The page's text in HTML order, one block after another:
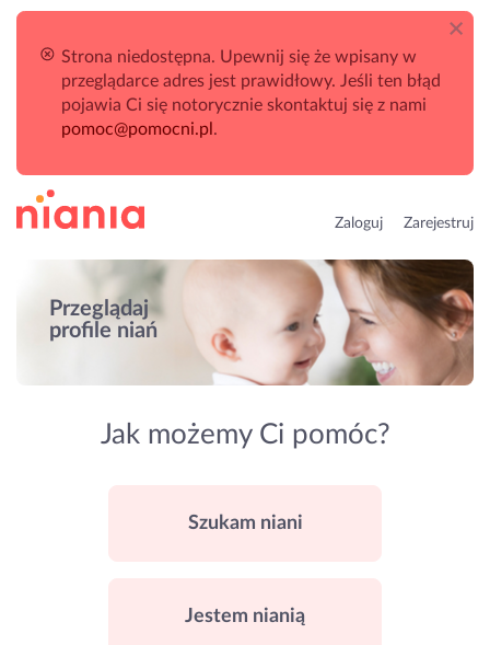
Strona niedostępna. Upewnij się że wpisany w
przeglądarce adres jest prawidłowy. Jeśli ten błąd
pojawia Ci się notorycznie skontaktuj się z nami
pomoc@pomocni.pl .
Zaloguj Zarejestruj
Przeglądaj
profile niań
Jak możemy Ci pomóc?
Szukam niani
Jestem nianią